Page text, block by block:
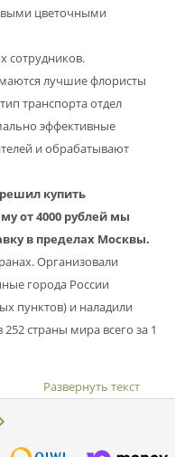
цветочными
сотрудников.
лучшие флористы
транспорта отдел
эффективные
и обрабатывают
купить
от 4000 рублей мы
в пределах Москвы.
Организовали
города России
пунктов) и наладили
страны мира всего за 1
Развернуть текст